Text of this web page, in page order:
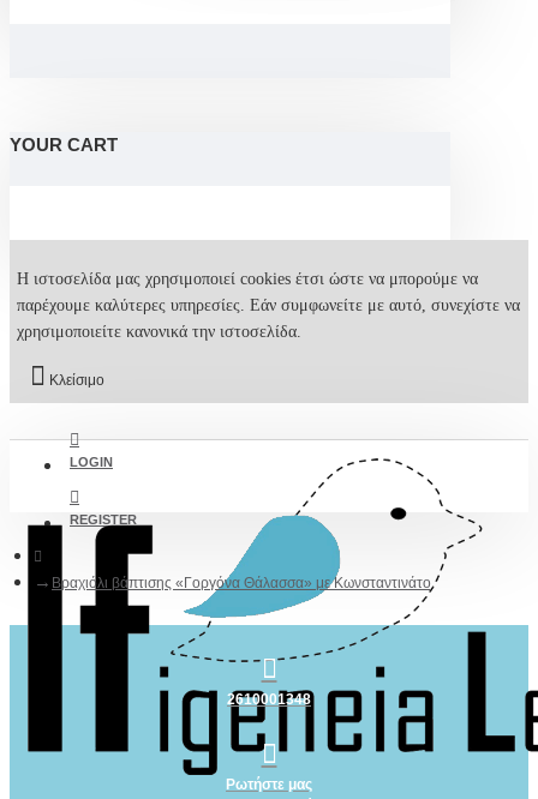
YOUR CART
Η ιστοσελίδα μας χρησιμοποιεί cookies έτσι ώστε να μπορούμε να
παρέχουμε καλύτερες υπηρεσίες. Εάν συμφωνείτε με αυτό, συνεχίστε να
χρησιμοποιείτε κανονικά την ιστοσελίδα.
Κλείσιμο
LOGIN
REGISTER
Βραχιόλι βάπτισης «Γοργόνα Θάλασσα» με Κωνσταντινάτο
2610001348
Ρωτήστε μας